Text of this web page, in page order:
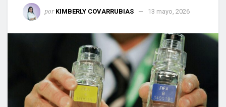
por KIMBERLY COVARRUBIAS 13 mayo, 2026